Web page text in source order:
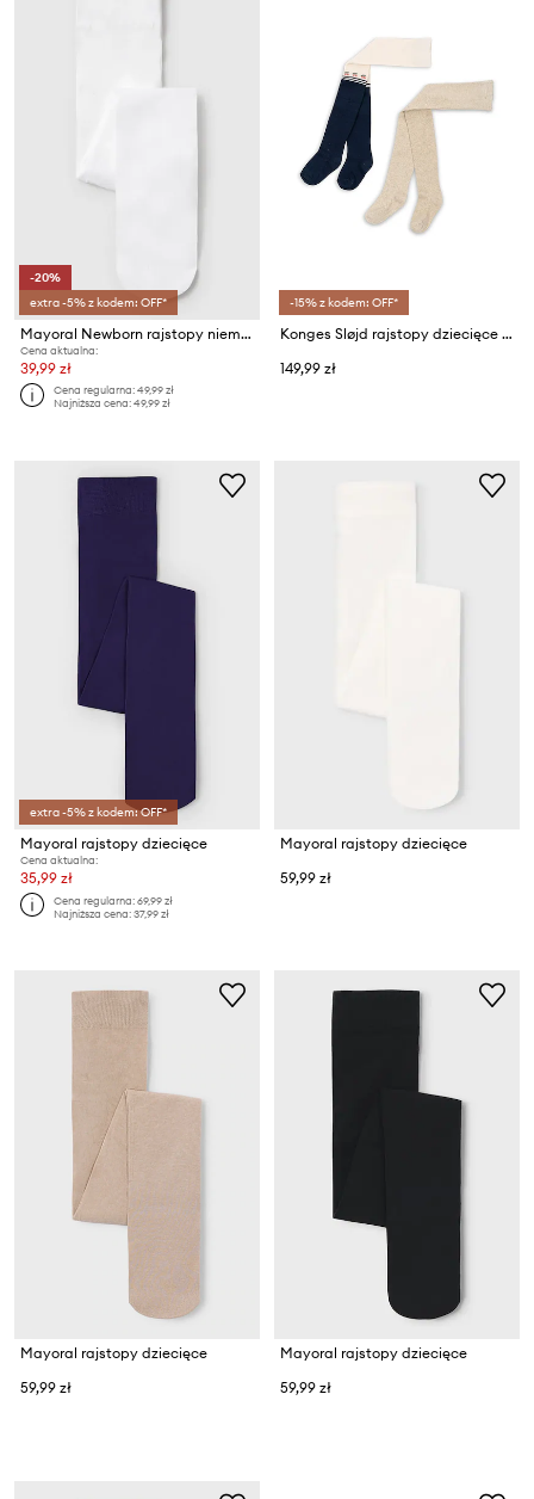
-20%
extra -5% z kodem: OFF*
Mayoral Newborn rajstopy niemowlęce
Cena aktualna:
39,99 zł
Cena regularna:49,99 zł
Najniższa cena:49,99 zł
-15% z kodem: OFF*
Konges Sløjd rajstopy dziecięce 2 PACK CHERRY LUREX TIGHTS 2-pack
149,99 zł
extra -5% z kodem: OFF*
Mayoral rajstopy dziecięce
Cena aktualna:
35,99 zł
Cena regularna:69,99 zł
Najniższa cena:37,99 zł
Mayoral rajstopy dziecięce
59,99 zł
Mayoral rajstopy dziecięce
59,99 zł
Mayoral rajstopy dziecięce
59,99 zł